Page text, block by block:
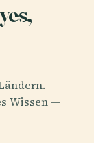
Wissen —